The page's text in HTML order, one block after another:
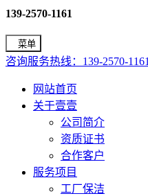
139-2570-1161
菜单
咨询服务热线：139-2570-1161
网站首页
关于壹壹
公司简介
资质证书
合作客户
服务项目
工厂保洁